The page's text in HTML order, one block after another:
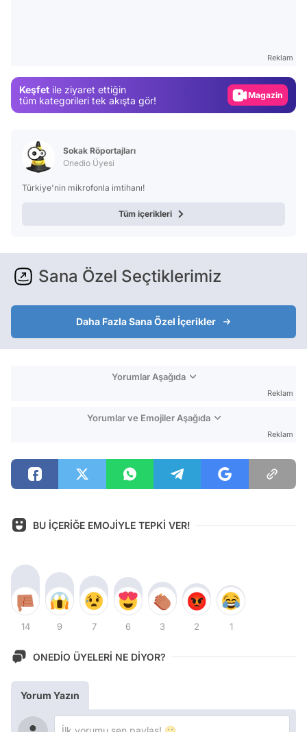
Reklam
Keşfet ile ziyaret ettiğin
tüm kategorileri tek akışta gör!
Magazin
Sokak Röportajları
Onedio Üyesi
Türkiye'nin mikrofonla imtihanı!
Tüm içerikleri
Sana Özel Seçtiklerimiz
Daha Fazla Sana Özel İçerikler
Yorumlar Aşağıda
Reklam
Yorumlar ve Emojiler Aşağıda
Reklam
BU İÇERİĞE EMOJİYLE TEPKİ VER!
14 9 7 6 3 2 1
ONEDİO ÜYELERİ NE DİYOR?
Yorum Yazın